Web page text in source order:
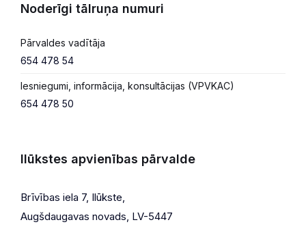
Noderīgi tālruņa numuri
Pārvaldes vadītāja
654 478 54
Iesniegumi, informācija, konsultācijas (VPVKAC)
654 478 50
Ilūkstes apvienības pārvalde
Brīvības iela 7, Ilūkste,
Augšdaugavas novads, LV-5447